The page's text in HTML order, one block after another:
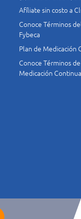
Afíliate sin costo a
Conoce Términos
Fybeca
Plan de Medicación
Conoce Términos
Medicación Continua